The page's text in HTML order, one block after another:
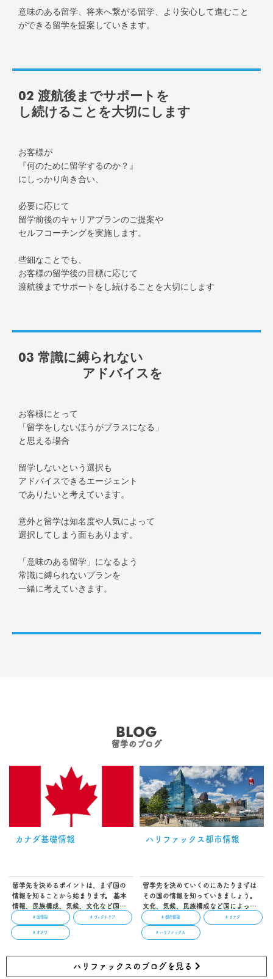
意味のある留学、将来へ繋がる留学、より安心して進むこと
ができる留学を提案していきます。
02 渡航後までサポートを
し続けることを大切にします
お客様が
『何のために留学するのか？』
にしっかり向き合い、
必要に応じて
留学前後のキャリアプランのご提案や
セルフコーチングを実施します。
些細なことでも、
お客様の留学後の目標に応じて
渡航後までサポートをし続けることを大切にします
03 常識に縛られない
アドバイスを
お客様にとって
「留学をしないほうがプラスになる」
と思える場合
留学しないという選択も
アドバイスできるエージェント
でありたいと考えています。
意外と留学は知名度や人気によって
選択してしまう面もあります。
「意味のある留学」になるよう
常識に縛られないプランを
一緒に考えていきます。
BLOG
留学のブログ
カナダ基礎情報
留学先を決めるポイントは、まず国の
情報を知ることから始まります。 基本
情報、民族構成、気候、文化など国に
よって様々な特徴があります。 その国
に興味を持つことから初めてみましょ
う。 カナダの魅力/特徴 国土面積世界
はカナディアンロッキーをはじめ、世
界三大瀑布のひとつナイアガラ滝など
# 国情報 # ヴィクトリア
# オタワ
ハリファックス都市情報
留学先を決めていくのにあたりまずは
その国の情報を知っていきましょう。
文化、気候、民族構成など国によって
様々な特徴があります。 その国に興味
を持つことから初めてみましょう。 ノ
バ・スコシア州の州都「ハリファック
化・経済の中心都市です。 英語を母国
語とするネイティブが全体の90%を占
# 都市情報 # カナダ
# ハリファックス
ハリファックスのブログを見る